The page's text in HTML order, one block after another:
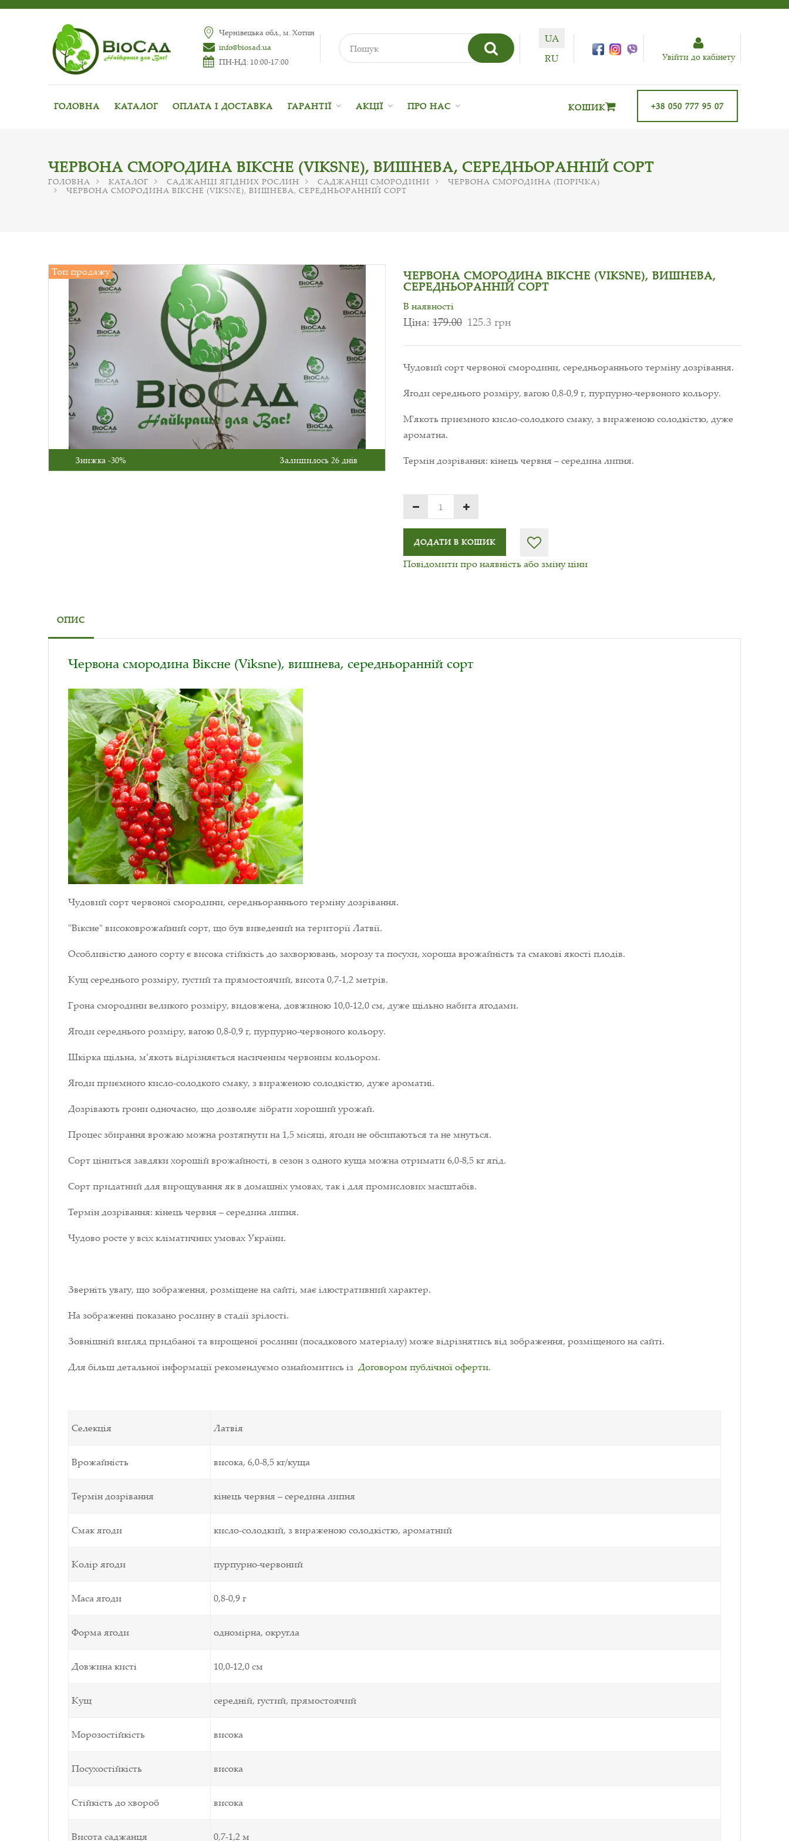
Чернівецька обл., м. Хотин
info@biosad.ua
ПН-НД: 10:00-17:00
UA
RU
Увiйти до кабiнету
ГОЛОВНА КАТАЛОГ ОПЛАТА І ДОСТАВКА ГАРАНТІЇ АКЦІЇ ПРО НАС +38 050 777 95 07
КОШИК
ЧЕРВОНА СМОРОДИНА ВІКСНЕ (VIKSNE), ВИШНЕВА, СЕРЕДНЬОРАННІЙ СОРТ
ГОЛОВНА КАТАЛОГ САДЖАНЦІ ЯГІДНИХ РОСЛИН САДЖАНЦІ СМОРОДИНИ
ЧЕРВОНА СМОРОДИНА (ПОРІЧКА)
ЧЕРВОНА СМОРОДИНА ВІКСНЕ (VIKSNE), ВИШНЕВА, СЕРЕДНЬОРАННІЙ СОРТ
Топ продажу
Знижка -30% Залишилось 26 днів
ЧЕРВОНА СМОРОДИНА ВІКСНЕ (VIKSNE), ВИШНЕВА,
СЕРЕДНЬОРАННІЙ СОРТ
В наявності
Ціна: 179.00 125.3 грн
Чудовий сорт червоної смородини, середньораннього терміну дозрівання.
Ягоди середнього розміру, вагою 0,8-0,9 г, пурпурно-червоного кольору.
М'якоть приємного кисло-солодкого смаку, з вираженою солодкістю, дуже
ароматна.
Термін дозрівання: кінець червня – середина липня.
ДОДАТИ В КОШИК
Повідомити про наявність або зміну ціни
ОПИС
Червона смородина Віксне (Viksne), вишнева, середньоранній сорт
Чудовий сорт червоної смородини, середньораннього терміну дозрівання.
"Віксне" високоврожайний сорт, що був виведений на території Латвії.
Особливістю даного сорту є висока стійкість до захворювань, морозу та посухи, хороша врожайність та смакові якості плодів.
Кущ середнього розміру, густий та прямостоячий, висота 0,7-1,2 метрів.
Грона смородини великого розміру, видовжена, довжиною 10,0-12,0 см, дуже щільно набита ягодами.
Ягоди середнього розміру, вагою 0,8-0,9 г, пурпурно-червоного кольору.
Шкірка щільна, м’якоть відрізняється насиченим червоним кольором.
Ягоди приємного кисло-солодкого смаку, з вираженою солодкістю, дуже ароматні.
Дозрівають грони одночасно, що дозволяє зібрати хороший урожай.
Процес збирання врожаю можна розтягнути на 1,5 місяці, ягоди не обсипаються та не мнуться.
Сорт ціниться завдяки хорошій врожайності, в сезон з одного куща можна отримати 6,0-8,5 кг ягід.
Сорт придатний для вирощування як в домашніх умовах, так і для промислових масштабів.
Термін дозрівання: кінець червня – середина липня.
Чудово росте у всіх кліматичних умовах України.
Зверніть увагу, що зображення, розміщене на сайті, має ілюстративний характер.
На зображенні показано рослину в стадії зрілості.
Зовнішній вигляд придбаної та вирощеної рослини (посадкового матеріалу) може відрізнятись від зображення, розміщеного на сайті.
Для більш детальної інформації рекомендуємо ознайомитись із Договором публічної оферти.
Селекція Латвія
Врожайність висока, 6,0-8,5 кг/куща
Термін дозрівання кінець червня – середина липня
Смак ягоди кисло-солодкий, з вираженою солодкістю, ароматний
Колір ягоди пурпурно-червоний
Маса ягоди 0,8-0,9 г
Форма ягоди одномірна, округла
Довжина кисті 10,0-12,0 см
Кущ середній, густий, прямостоячий
Морозостійкість висока
Посухостійкість висока
Стійкість до хвороб висока
Висота саджанця 0,7-1,2 м